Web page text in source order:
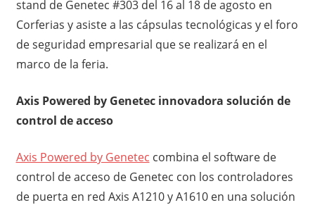
stand de Genetec #303 del 16 al 18 de agosto en
Corferias y asiste a las cápsulas tecnológicas y el foro
de seguridad empresarial que se realizará en el
marco de la feria.
Axis Powered by Genetec innovadora solución de
control de acceso
Axis Powered by Genetec combina el software de
control de acceso de Genetec con los controladores
de puerta en red Axis A1210 y A1610 en una solución